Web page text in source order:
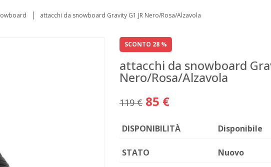
attacchi da snowboard Gravity G1 JR Nero/Rosa/Alzavola
SCONTO 28 %
attacchi da snowboard
Nero/Rosa/Alzavola
119 € 85 €
DISPONIBILITÀ Disponibile
STATO Nuovo